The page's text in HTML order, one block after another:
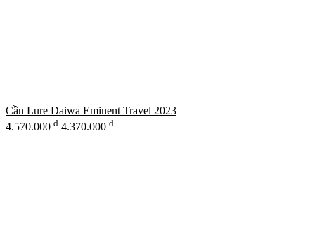
Cần Lure Daiwa Eminent Travel 2023
4.570.000 đ 4.370.000 đ